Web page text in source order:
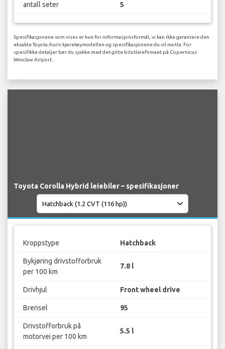
antall seter 5
Spesifikasjonene som vises er kun for informasjonsformål, vi kan ikke garantere den
eksakte Toyota Auris kjøretøymodellen og spesifikasjonene du vil motta. For
spesifikke detaljer bør du sjekke med det gitte bilutleiefirmaet på Copernicus
Wroclaw Airport.
Toyota Corolla Hybrid leiebiler – spesifikasjoner
Kroppstype Hatchback
Bykjøring drivstofforbruk
per 100 km
7.8 l
Drivhjul Front wheel drive
Brensel 95
Drivstofforbruk på
motorvei per 100 km
5.5 l